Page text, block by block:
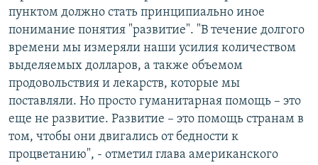
пунктом должно стать принципиально иное
понимание понятия "развитие". "В течение долгого
времени мы измеряли наши усилия количеством
выделяемых долларов, а также объемом
продовольствия и лекарств, которые мы
поставляли. Но просто гуманитарная помощь – это
еще не развитие. Развитие – это помощь странам в
том, чтобы они двигались от бедности к
процветанию", - отметил глава американского